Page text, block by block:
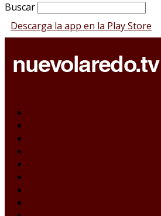
Buscar
Descarga la app en la Play Store